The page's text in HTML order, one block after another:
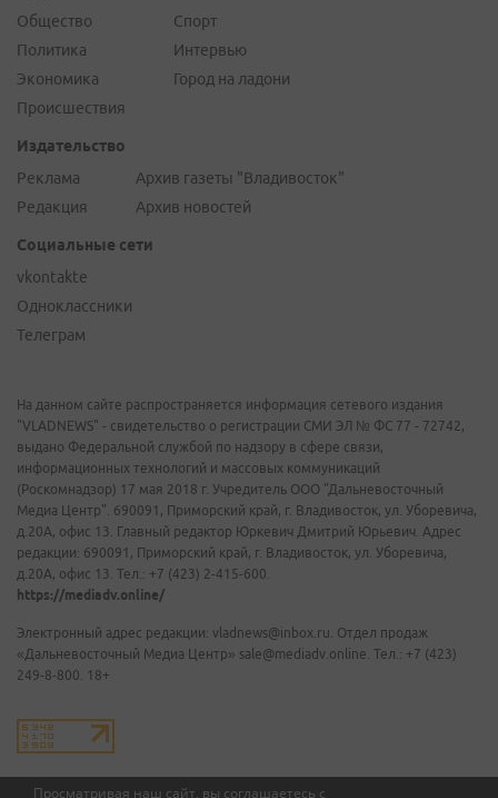
Просматривая наш сайт, вы соглашаетесь с
Общество
Политика
Экономика
Происшествия
Спорт
Интервью
Город на ладони
Издательство
Реклама
Редакция
Архив газеты "Владивосток"
Архив новостей
Социальные сети
vkontakte
Одноклассники
Телеграм
На данном сайте распространяется информация сетевого издания
"VLADNEWS" - свидетельство о регистрации СМИ ЭЛ № ФС 77 - 72742,
выдано Федеральной службой по надзору в сфере связи,
информационных технологий и массовых коммуникаций
(Роскомнадзор) 17 мая 2018 г. Учредитель ООО "Дальневосточный
Медиа Центр". 690091, Приморский край, г. Владивосток, ул. Уборевича,
д.20А, офис 13. Главный редактор Юркевич Дмитрий Юрьевич. Адрес
редакции: 690091, Приморский край, г. Владивосток, ул. Уборевича,
д.20А, офис 13. Тел.: +7 (423) 2-415-600.
https://mediadv.online/
Электронный адрес редакции: vladnews@inbox.ru. Отдел продаж
«Дальневосточный Медиа Центр» sale@mediadv.online. Тел.: +7 (423)
249-8-800. 18+